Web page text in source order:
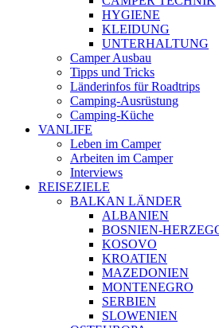
HYGIENE
KLEIDUNG
UNTERHALTUNG
Camper Ausbau
Tipps und Tricks
Länderinfos für Roadtrips
Camping-Ausrüstung
Camping-Küche
VANLIFE
Leben im Camper
Arbeiten im Camper
Interviews
REISEZIELE
BALKAN LÄNDER
ALBANIEN
BOSNIEN-
KOSOVO
KROATIEN
MAZEDONIEN
MONTENEGRO
SERBIEN
SLOWENIEN